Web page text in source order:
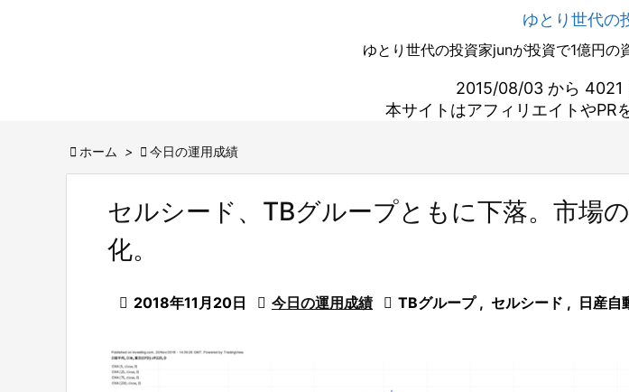
ゆとり世代の
ゆとり世代の投資家junが投資で1億円の
2015/08/03 から 4021
本サイトはアフィリエイトやPR
 ホーム >  今日の運用成績
セルシード、TBグループともに下落。市場
化。
 2018年11月20日  今日の運用成績  TBグループ , セルシード , 日産自